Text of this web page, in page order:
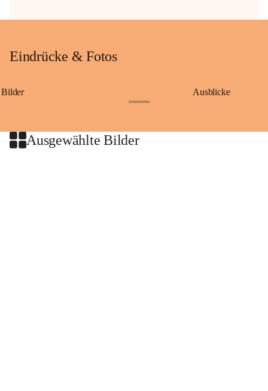
Eindrücke & Fotos
Bilder Ausblicke
Ausgewählte Bilder